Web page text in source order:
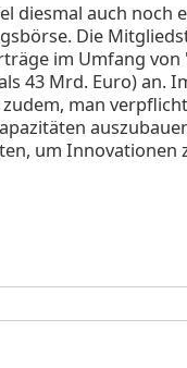
diesmal auch noch
Die
im Umfang von
43 Mrd. Euro) an.
man
um Innovationen